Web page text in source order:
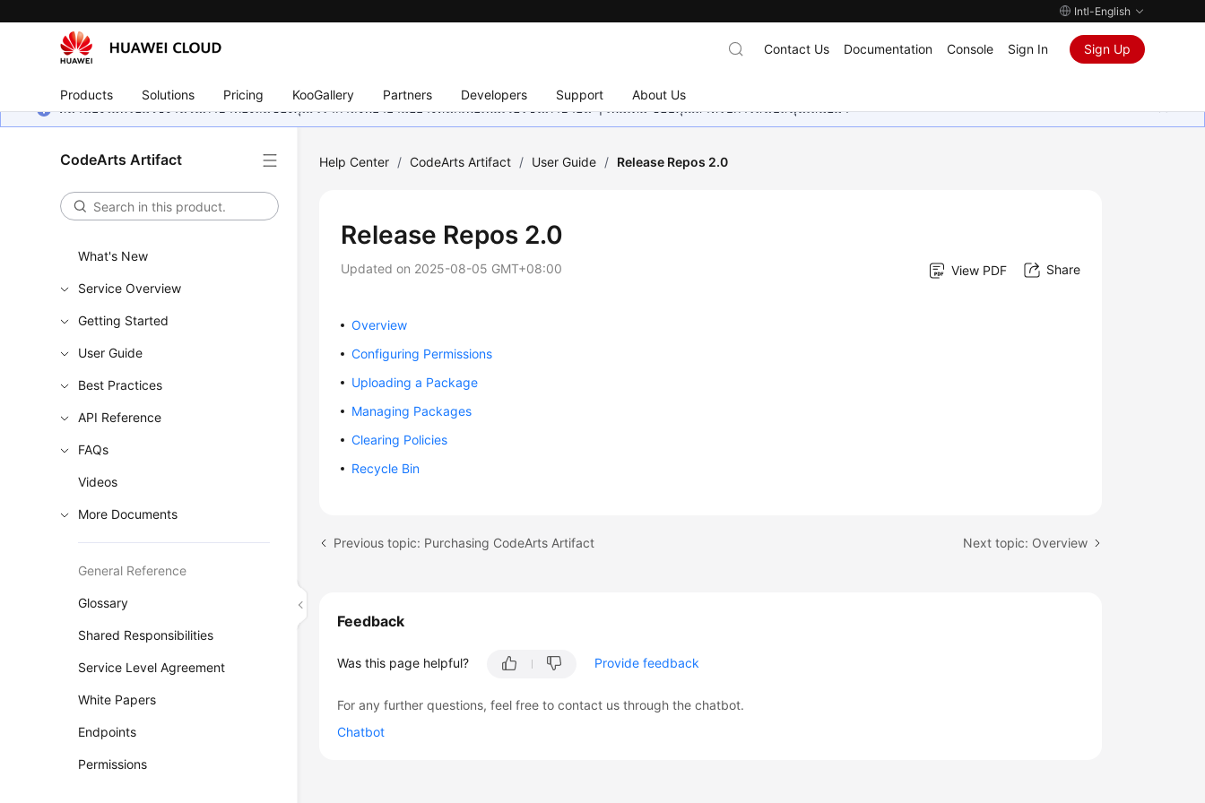
Intl-English
Products Solutions Pricing KooGallery Partners Developers Support About Us
Contact Us Documentation Console Sign In Sign Up
หน้านี้ยังไม่พร้อมใช้งานในภาษาท้องถิ่นของคุณ เรากำลังพยายามอย่างหนักเพื่อเพิ่มเวอร์ชันภาษาอื่น ๆ เพิ่มเติม ขอบคุณสำหรับการสนับสนุนเสมอมา
CodeArts Artifact
What's New
Service Overview
Getting Started
User Guide
Best Practices
API Reference
FAQs
Videos
More Documents
General Reference
Glossary
Shared Responsibilities
Service Level Agreement
White Papers
Endpoints
Permissions
Help Center / CodeArts Artifact / User Guide / Release Repos 2.0
Release Repos 2.0
Updated on 2025-08-05 GMT+08:00 View PDF Share
Overview
Configuring Permissions
Uploading a Package
Managing Packages
Clearing Policies
Recycle Bin
Previous topic: Purchasing CodeArts Artifact Next topic: Overview
Feedback
Was this page helpful? Provide feedback
For any further questions, feel free to contact us through the chatbot.
Chatbot